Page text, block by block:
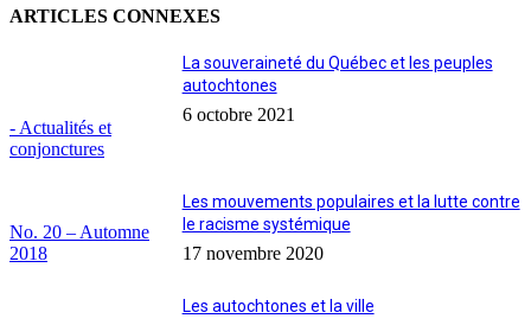
ARTICLES CONNEXES
- Actualités et
conjonctures
La souveraineté du Québec et les peuples
autochtones
6 octobre 2021
No. 20 – Automne
2018
Les mouvements populaires et la lutte contre
le racisme systémique
17 novembre 2020
Les autochtones et la ville